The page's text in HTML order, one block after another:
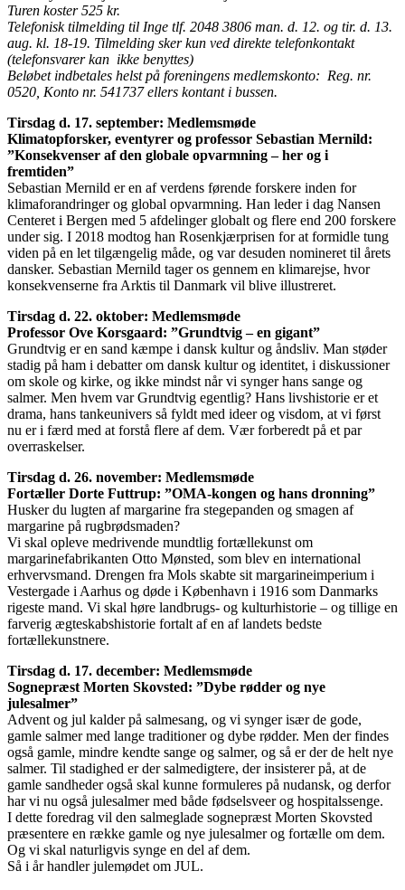
Turen koster 525 kr.
Telefonisk tilmelding til Inge tlf. 2048 3806 man. d. 12. og tir. d. 13.
aug. kl. 18-19. Tilmelding sker kun ved direkte telefonkontakt
(telefonsvarer kan ikke benyttes)
Beløbet indbetales helst på foreningens medlemskonto: Reg. nr.
0520, Konto nr. 541737 ellers kontant i bussen.
Tirsdag d. 17. september: Medlemsmøde
Klimatopforsker, eventyrer og professor Sebastian Mernild:
”Konsekvenser af den globale opvarmning – her og i
fremtiden”
Sebastian Mernild er en af verdens førende forskere inden for
klimaforandringer og global opvarmning. Han leder i dag Nansen
Centeret i Bergen med 5 afdelinger globalt og flere end 200 forskere
under sig. I 2018 modtog han Rosenkjærprisen for at formidle tung
viden på en let tilgængelig måde, og var desuden nomineret til årets
dansker. Sebastian Mernild tager os gennem en klimarejse, hvor
konsekvenserne fra Arktis til Danmark vil blive illustreret.
Tirsdag d. 22. oktober: Medlemsmøde
Professor Ove Korsgaard: ”Grundtvig – en gigant”
Grundtvig er en sand kæmpe i dansk kultur og åndsliv. Man støder
stadig på ham i debatter om dansk kultur og identitet, i diskussioner
om skole og kirke, og ikke mindst når vi synger hans sange og
salmer. Men hvem var Grundtvig egentlig? Hans livshistorie er et
drama, hans tankeunivers så fyldt med ideer og visdom, at vi først
nu er i færd med at forstå flere af dem. Vær forberedt på et par
overraskelser.
Tirsdag d. 26. november: Medlemsmøde
Fortæller Dorte Futtrup: ”OMA-kongen og hans dronning”
Husker du lugten af margarine fra stegepanden og smagen af
margarine på rugbrødsmaden?
Vi skal opleve medrivende mundtlig fortællekunst om
margarinefabrikanten Otto Mønsted, som blev en international
erhvervsmand. Drengen fra Mols skabte sit margarineimperium i
Vestergade i Aarhus og døde i København i 1916 som Danmarks
rigeste mand. Vi skal høre landbrugs- og kulturhistorie – og tillige en
farverig ægteskabshistorie fortalt af en af landets bedste
fortællekunstnere.
Tirsdag d. 17. december: Medlemsmøde
Sognepræst Morten Skovsted: ”Dybe rødder og nye
julesalmer”
Advent og jul kalder på salmesang, og vi synger især de gode,
gamle salmer med lange traditioner og dybe rødder. Men der findes
også gamle, mindre kendte sange og salmer, og så er der de helt nye
salmer. Til stadighed er der salmedigtere, der insisterer på, at de
gamle sandheder også skal kunne formuleres på nudansk, og derfor
har vi nu også julesalmer med både fødselsveer og hospitalssenge.
I dette foredrag vil den salmeglade sognepræst Morten Skovsted
præsentere en række gamle og nye julesalmer og fortælle om dem.
Og vi skal naturligvis synge en del af dem.
Så i år handler julemødet om JUL.